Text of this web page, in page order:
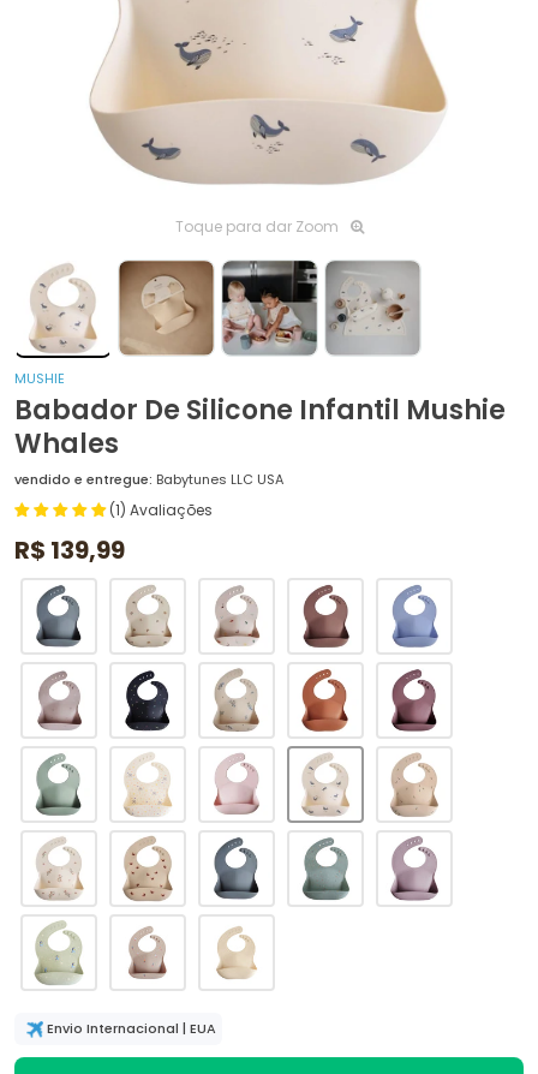
Toque para dar Zoom
MUSHIE
Babador De Silicone Infantil Mushie
Whales
vendido e entregue: Babytunes LLC USA
(1) Avaliações
R$ 139,99
Envio Internacional | EUA